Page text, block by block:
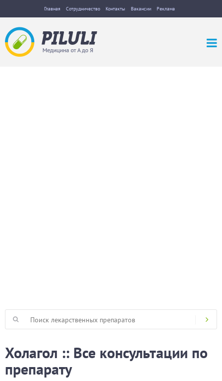
Главная Сотрудничество Контакты Вакансии Реклама
Холагол :: Все консультации по
препарату